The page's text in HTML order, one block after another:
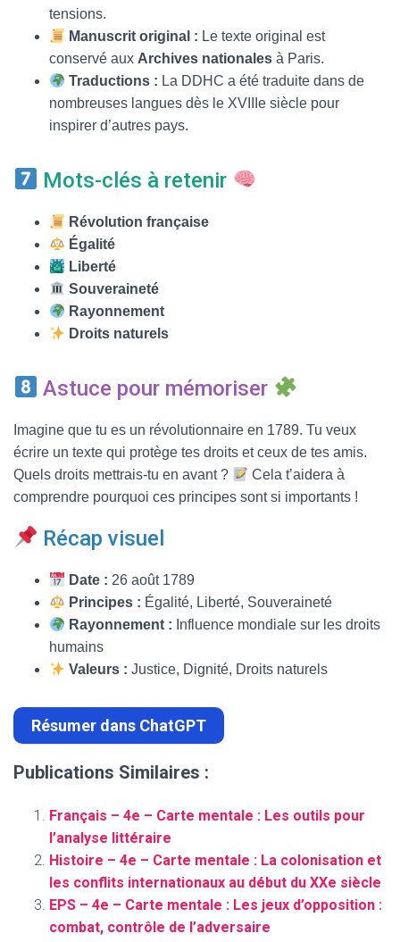
tensions.
Manuscrit original : Le texte original est
conservé aux Archives nationales à Paris.
Traductions : La DDHC a été traduite dans de
nombreuses langues dès le XVIIIe siècle pour
inspirer d’autres pays.
Mots-clés à retenir
Révolution française
Égalité
Liberté
Souveraineté
Rayonnement
Droits naturels
Astuce pour mémoriser
Imagine que tu es un révolutionnaire en 1789. Tu veux
écrire un texte qui protège tes droits et ceux de tes amis.
Quels droits mettrais-tu en avant ?
Cela t’aidera à
comprendre pourquoi ces principes sont si importants !
Récap visuel
Date : 26 août 1789
Principes : Égalité, Liberté, Souveraineté
Rayonnement : Influence mondiale sur les droits
humains
Valeurs : Justice, Dignité, Droits naturels
Résumer dans ChatGPT
Publications Similaires :
Français – 4e – Carte mentale : Les outils pour
l’analyse littéraire
Histoire – 4e – Carte mentale : La colonisation et
les conflits internationaux au début du XXe siècle
EPS – 4e – Carte mentale : Les jeux d’opposition :
combat, contrôle de l’adversaire